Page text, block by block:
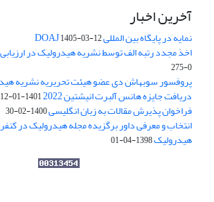
آخرین اخبار
نمایه در پایگاه بین المللی DOAJ1405-03-12
اخذ مجدد رتبه الف توسط نشریه هیدرولیک در ارزیابی
0-275
پروفسور سوبهاش دی عضو هیئت تحریریه نشریه
دریافت جایزه هانس آلبرت انیشتین 2022 1401-01-12
فراخوان پذیرش مقالات به زبان انگلیسی1400-02-30
انتخاب و معرفی داور برگزیده مجله هیدرولیک در
هیدرولیک1398-04-01